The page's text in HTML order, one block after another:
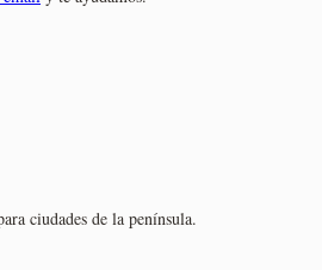
ciudades de la península.